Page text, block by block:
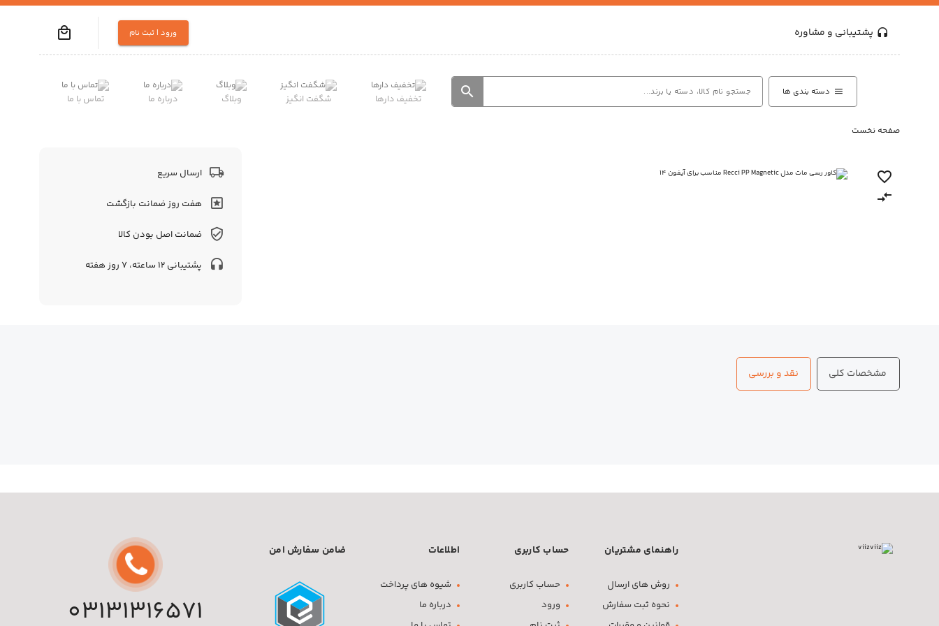
پشتیبانی و مشاوره ورود | ثبت نام
دسته بندی ها
تخفیف دارها شگفت انگیز وبلاگ درباره ما تماس با ما
صفحه نخست
ارسال سریع
هفت روز ضمانت بازگشت
ضمانت اصل بودن کالا
پشتیبانی 12 ساعته، 7 روز هفته
مشخصات کلی نقد و بررسی
راهنمای مشتریان
روش های ارسال
نحوه ثبت سفارش
حساب کاربری
حساب کاربری
ورود
اطلاعات
شیوه های پرداخت
درباره ما
ضامن سفارش امن
03131316571